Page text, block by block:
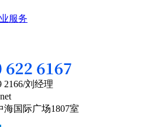
服务
2166/刘经理
国际广场1807室